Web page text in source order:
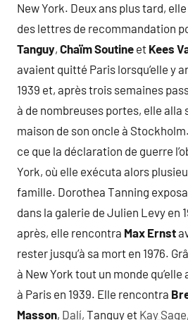
New York. Deux ans plus tard,
des lettres de recommandation
Tanguy, Chaïm Soutine et Kees
avaient quitté Paris lorsqu’elle y
1939 et, après trois semaines
à de nombreuses portes, elle alla
maison de son oncle à
ce que la déclaration de guerre
York, où elle exécuta alors
famille. Dorothea Tanning
dans la galerie de Julien Levy en
après, elle rencontra Max Ernst
rester jusqu’à sa mort en 1976.
à New York tout un monde
à Paris en 1939. Elle rencontra
Masson, Dalí, Tanguy et Kay Sage,